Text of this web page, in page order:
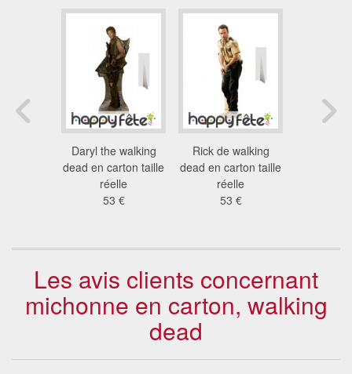
Daryl the walking
dead en carton taille
réelle
53 €
Rick de walking
dead en carton taille
réelle
53 €
Les avis clients concernant
michonne en carton, walking
dead